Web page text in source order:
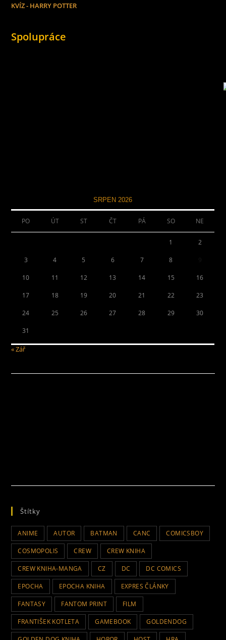
KVÍZ - HARRY POTTER
Spolupráce
SRPEN 2026
PO ÚT ST ČT PÁ SO NE
1 2
3 4 5 6 7 8
10 11 12 13 14 15 16
17 18 19 20 21 22 23
24 25 26 27 28 29 30
31
« Zář
Štítky
ANIME AUTOR BATMAN CANC COMICSBOY
COSMOPOLIS CREW CREW KNIHA
CREW KNIHA-MANGA CZ DC DC COMICS
EPOCHA EPOCHA KNIHA EXPRES ČLÁNKY
FANTASY FANTOM PRINT FILM
FRANTIŠEK KOTLETA GAMEBOOK GOLDENDOG